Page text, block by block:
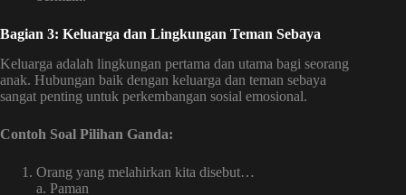
Bagian 3: Keluarga dan Lingkungan Teman Sebaya
Keluarga adalah lingkungan pertama dan utama bagi seorang
anak. Hubungan baik dengan keluarga dan teman sebaya
sangat penting untuk perkembangan sosial emosional.
Contoh Soal Pilihan Ganda:
Orang yang melahirkan kita disebut…
a. Paman